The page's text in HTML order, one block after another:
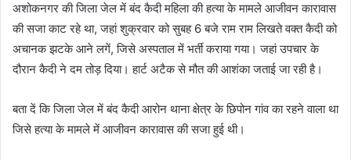
अशोकनगर की जिला जेल में बंद कैदी महिला की हत्या के मामले आजीवन कारावास
की सजा काट रहे था, जहां शुक्रवार को सुबह 6 बजे राम राम लिखते वक्त कैदी को
अचानक झटके आने लगें, जिसे अस्पताल में भर्ती कराया गया। जहां उपचार के
दौरान कैदी ने दम तोड़ दिया। हार्ट अटैक से मौत की आशंका जताई जा रही है।
बता दें कि जिला जेल में बंद कैदी आरोन थाना क्षेत्र के छिपोन गांव का रहने वाला था
जिसे हत्या के मामले में आजीवन कारावास की सजा हुई थी।